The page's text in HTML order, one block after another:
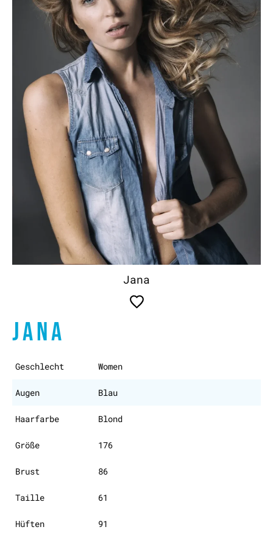
Jana
JANA
Geschlecht Women
Augen Blau
Haarfarbe Blond
Größe 176
Brust 86
Taille 61
Hüften 91